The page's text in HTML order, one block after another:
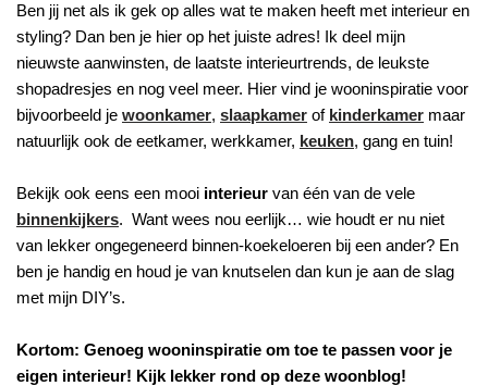
Ben jij net als ik gek op alles wat te maken heeft met interieur en
styling? Dan ben je hier op het juiste adres! Ik deel mijn
nieuwste aanwinsten, de laatste interieurtrends, de leukste
shopadresjes en nog veel meer. Hier vind je wooninspiratie voor
bijvoorbeeld je woonkamer, slaapkamer of kinderkamer maar
natuurlijk ook de eetkamer, werkkamer, keuken, gang en tuin!
Bekijk ook eens een mooi interieur van één van de vele
binnenkijkers. Want wees nou eerlijk… wie houdt er nu niet
van lekker ongegeneerd binnen-koekeloeren bij een ander? En
ben je handig en houd je van knutselen dan kun je aan de slag
met mijn DIY’s.
Kortom: Genoeg wooninspiratie om toe te passen voor je
eigen interieur! Kijk lekker rond op deze woonblog!